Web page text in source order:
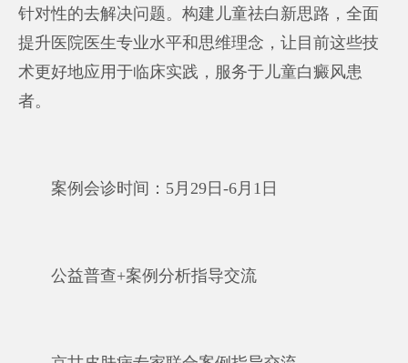
针对性的去解决问题。构建儿童祛白新思路，全面
提升医院医生专业水平和思维理念，让目前这些技
术更好地应用于临床实践，服务于儿童白癜风患
者。
案例会诊时间：5月29日-6月1日
公益普查+案例分析指导交流